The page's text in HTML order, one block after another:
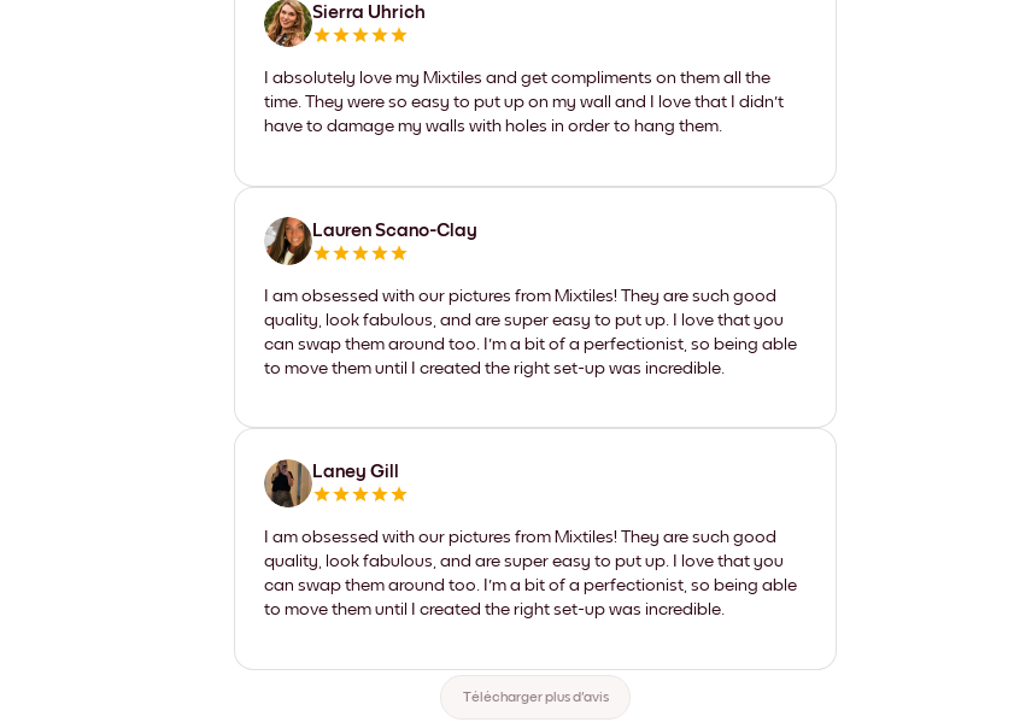
Sierra Uhrich
I absolutely love my Mixtiles and get compliments on them all the
time. They were so easy to put up on my wall and I love that I didn't
have to damage my walls with holes in order to hang them.
Lauren Scano-Clay
I am obsessed with our pictures from Mixtiles! They are such good
quality, look fabulous, and are super easy to put up. I love that you
can swap them around too. I'm a bit of a perfectionist, so being able
to move them until I created the right set-up was incredible.
Laney Gill
I am obsessed with our pictures from Mixtiles! They are such good
quality, look fabulous, and are super easy to put up. I love that you
can swap them around too. I'm a bit of a perfectionist, so being able
to move them until I created the right set-up was incredible.
Télécharger plus d'avis